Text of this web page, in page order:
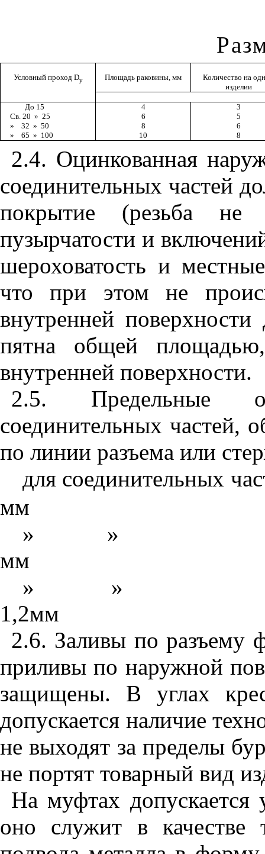
Условный проход Dу Площадь раковины, мм
Количество на
изделии
До 15 4
3
Св. 20 » 25 6
5
»
32 » 50 8
6
»
65 » 100 10 8
2.4. Оцинкованная
соединительных частей
покрытие (резьба не
пузырчатости и
шероховатость и
что при этом не
внутренней
пятна общей
внутренней поверхности.
2.5. Предельные
соединительных частей,
по линии разъема или
для соединительных
мм
»
»
мм
»
»
1,2мм
2.6. Заливы по разъему
приливы по наружной
защищены. В углах
допускается наличие
не выходят за пределы
не портят товарный вид
На муфтах допускается
оно служит в качестве